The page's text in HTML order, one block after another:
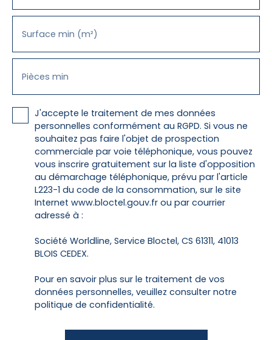
Surface min (m²)
Pièces min
J'accepte le traitement de mes données
personnelles conformément au RGPD. Si vous ne
souhaitez pas faire l'objet de prospection
commerciale par voie téléphonique, vous pouvez
vous inscrire gratuitement sur la liste d'opposition
au démarchage téléphonique, prévu par l'article
L223-1 du code de la consommation, sur le site
Internet www.bloctel.gouv.fr ou par courrier
adressé à :
Société Worldline, Service Bloctel, CS 61311, 41013
BLOIS CEDEX.
Pour en savoir plus sur le traitement de vos
données personnelles, veuillez consulter notre
politique de confidentialité.